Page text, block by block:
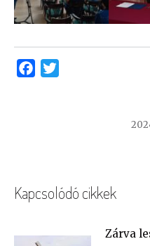
Facebook
Kapcsolódó cikkek
Zárva